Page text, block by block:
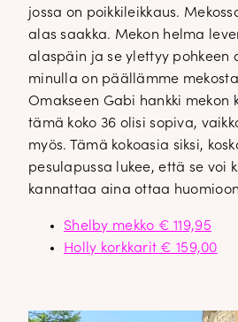
jossa on poikkileikkaus.
alas saakka. Mekon helma
alaspäin ja se ylettyy pohkeen
minulla on päällämme mekosta
Omakseen Gabi hankki mekon
tämä koko 36 olisi sopiva,
myös. Tämä kokoasia siksi,
pesulapussa lukee, että se voi
kannattaa aina ottaa
Shelby mekko € 119,95
Holly korkkarit € 159,00